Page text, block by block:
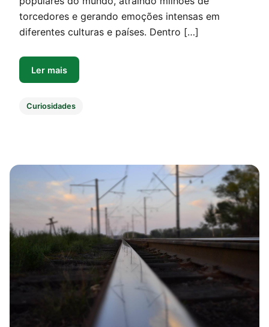
torcedores e gerando emoções intensas em
diferentes culturas e países. Dentro […]
Ler mais
Curiosidades